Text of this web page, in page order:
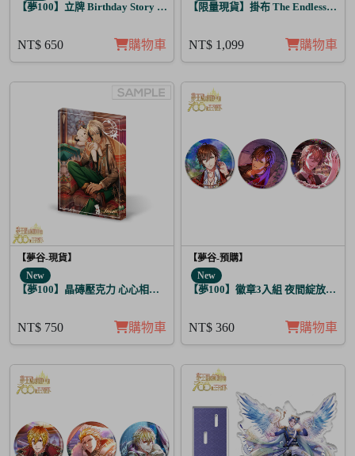
【夢100】立牌 Birthday Story 路魯斯 月覺
NT$ 650 購物車
【限量現貨】掛布 The Endless Sky
NT$ 1,099 購物車
【夢谷-現貨】
New
【夢100】晶磚壓克力 心心相印的聖誕禮物 坤 月覺
NT$ 750 購物車
【夢谷-預購】
New
【夢100】徽章3入組 夜間綻放的花
NT$ 360 購物車